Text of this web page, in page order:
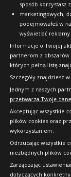
sposób korzystasz
marketingowych,
podejmowałeś w
wyświetlać
Informacje o Twojej
partnerom z obszarów
których pełną listę
Szczegóły znajdziesz
Jednym z naszych
przetwarza Twoje
Akceptując wszystkie
plików cookies oraz
wykorzystaniem.
Odrzucając wszystkie
niezbędnych plików
Zarządzając
dotyczących